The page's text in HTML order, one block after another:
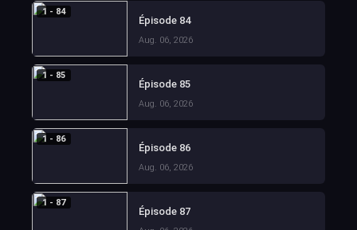
1 - 84
Épisode 84
Aug. 06, 2026
1 - 85
Épisode 85
Aug. 06, 2026
1 - 86
Épisode 86
Aug. 06, 2026
1 - 87
Épisode 87